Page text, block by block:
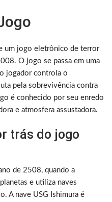
um jogo eletrônico de terror
O jogo se passa em uma
jogador controla o
pela sobrevivência contra
é conhecido por seu enredo
e atmosfera assustadora.
trás do jogo
de 2508, quando a
e utiliza naves
A nave USG Ishimura é